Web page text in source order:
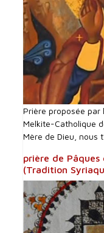
Prière proposée
Melkite-Catholique
Mère de Dieu, nous
prière de Pâques
(Tradition